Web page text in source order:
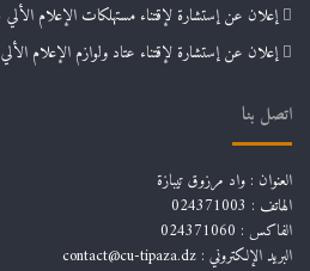
إعلان عن إستشارة لإقتناء مستهلكات الإعلام الألي
إعلان عن إستشارة لإقتناء عتاد ولوازم الإعلام الألي
اتصل بنا
العنوان : واد مرزوق تيبازة
الهاتف : 024371003
الفاكس : 024371060
البريد الإلكتروني : contact@cu-tipaza.dz